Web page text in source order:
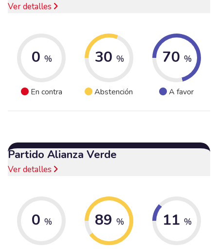
Ver detalles
0 %
En contra
30 %
Abstención
70 %
A favor
Partido Alianza Verde
Ver detalles
0 % 89 % 11 %